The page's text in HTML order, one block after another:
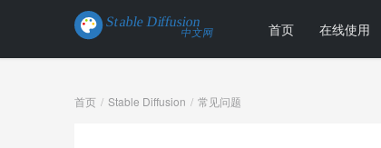
首页 在线使用
首页 Stable Diffusion 常见问题